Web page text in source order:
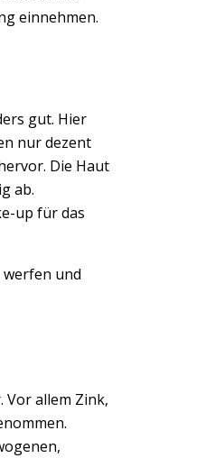
einnehmen.
gut. Hier
nur dezent
Die Haut
ab.
up für das
werfen und
allem Zink,